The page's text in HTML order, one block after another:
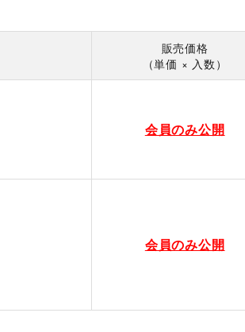
販売価格
（単価 × 入数）
会員のみ公開
会員のみ公開